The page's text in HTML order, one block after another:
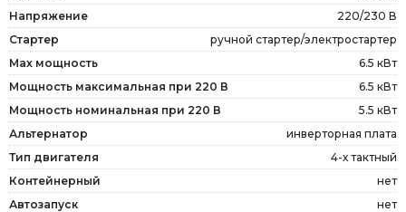
Напряжение
220/230 В
Стартер
ручной стартер/электростартер
Max мощность
6.5 кВт
Мощность максимальная при 220 В
6.5 кВт
Мощность номинальная при 220 В
5.5 кВт
Альтернатор
инверторная плата
Тип двигателя
4-х тактный
Контейнерный
нет
Автозапуск
нет